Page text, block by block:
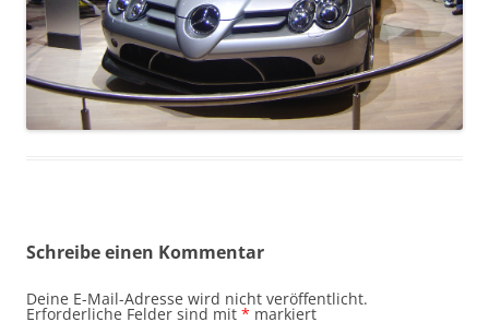
Schreibe einen Kommentar
Deine E-Mail-Adresse wird nicht veröffentlicht.
Erforderliche Felder sind mit * markiert